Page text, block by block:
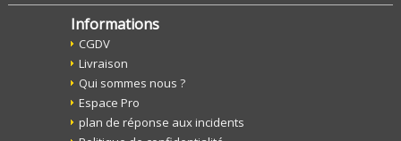
Informations
CGDV
Livraison
Qui sommes nous ?
Espace Pro
plan de réponse aux incidents